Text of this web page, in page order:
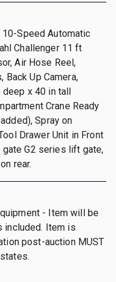
Speed Automatic
Challenger 11 ft
Air Hose Reel,
Up Camera,
deep x 40 in tall
Crane Ready
Spray on
Drawer Unit in Front
gate G2 series lift gate,
rear.
- Item will be
included. Item is
post-auction MUST